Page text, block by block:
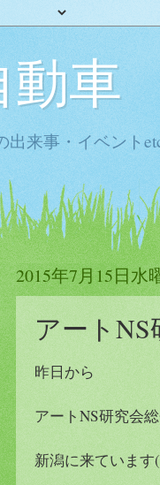
動車
出来事・イベント
2015年7月15日水
アート
昨日から
アートNS研究会
新潟に来ています